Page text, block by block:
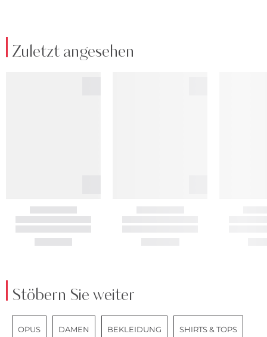
Zuletzt angesehen
Stöbern Sie weiter
OPUS DAMEN BEKLEIDUNG SHIRTS & TOPS